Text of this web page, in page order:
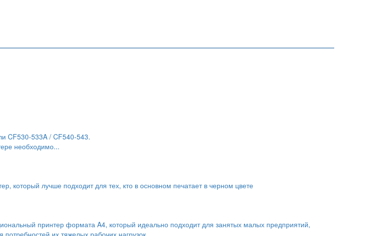
CF530-533A / CF540-543.
необходимо...
который лучше подходит для тех, кто в основном печатает в черном цвете
принтер формата A4, который идеально подходит для занятых малых предприятий,
их тяжелых рабочих нагрузок.